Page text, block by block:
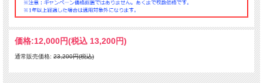
価格:12,000円(税込 13,200円)
通常販売価格: 23,200円(税込)